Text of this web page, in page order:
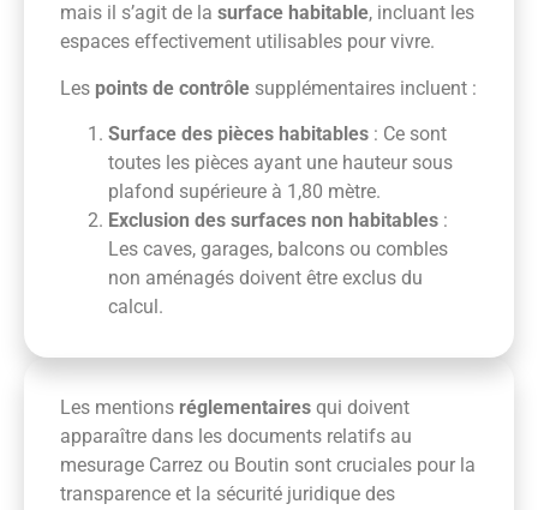
mais il s’agit de la surface habitable, incluant les
espaces effectivement utilisables pour vivre.
Les points de contrôle supplémentaires incluent :
Surface des pièces habitables : Ce sont
toutes les pièces ayant une hauteur sous
plafond supérieure à 1,80 mètre.
Exclusion des surfaces non habitables :
Les caves, garages, balcons ou combles
non aménagés doivent être exclus du
calcul.
Les mentions réglementaires qui doivent
apparaître dans les documents relatifs au
mesurage Carrez ou Boutin sont cruciales pour la
transparence et la sécurité juridique des